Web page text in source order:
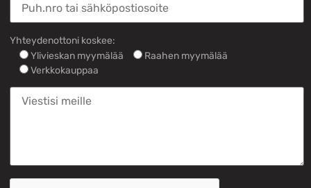
Yhteydenottoni koskee:
Ylivieskan myymälää
Raahen myymälää
Verkkokauppaa